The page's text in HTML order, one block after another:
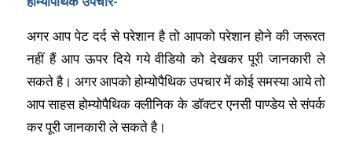
अगर आप पेट दर्द से परेशान है तो आपको परेशान होने की जरूरत
नहीं हैं आप ऊपर दिये गये वीडियो को देखकर पूरी जानकारी ले
सकते है। अगर आपको होम्योपैथिक उपचार में कोई समस्या आये तो
आप साहस होम्योपैथिक क्लीनिक के डाॅक्टर एनसी पाण्डेय से संपर्क
कर पूरी जानकारी ले सकते है।